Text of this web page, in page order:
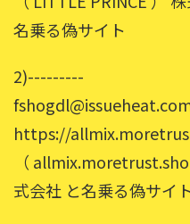
名乗る偽サイト
2)---------
https://
（
式会社 と名乗る偽サイト